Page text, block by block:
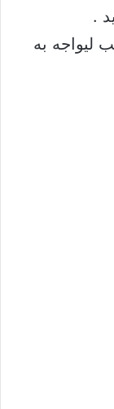
.
ليواجه به